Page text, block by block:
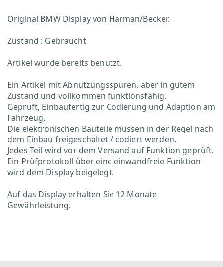
Original BMW Display von Harman/Becker.
Zustand : Gebraucht
Artikel wurde bereits benutzt.
Ein Artikel mit Abnutzungsspuren, aber in gutem
Zustand und vollkommen funktionsfähig.
Geprüft, Einbaufertig zur Codierung und Adaption am
Fahrzeug.
Die elektronischen Bauteile müssen in der Regel nach
dem Einbau freigeschaltet / codiert werden.
Jedes Teil wird vor dem Versand auf Funktion geprüft.
Ein Prüfprotokoll über eine einwandfreie Funktion
wird dem Display beigelegt.
Auf das Display erhalten Sie 12 Monate
Gewährleistung.